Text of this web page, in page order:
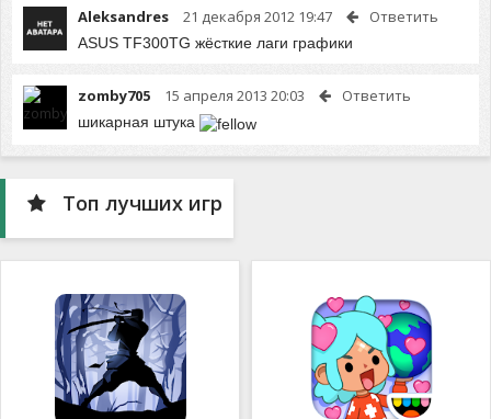
Aleksandres 21 декабря 2012 19:47 Ответить
ASUS TF300TG жёсткие лаги графики
zomby705 15 апреля 2013 20:03 Ответить
шикарная штука
Топ лучших игр